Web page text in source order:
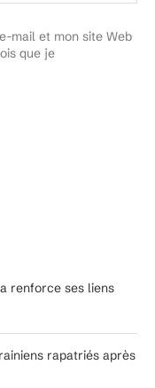
mail et mon site Web
que je
renforce ses liens
rapatriés après